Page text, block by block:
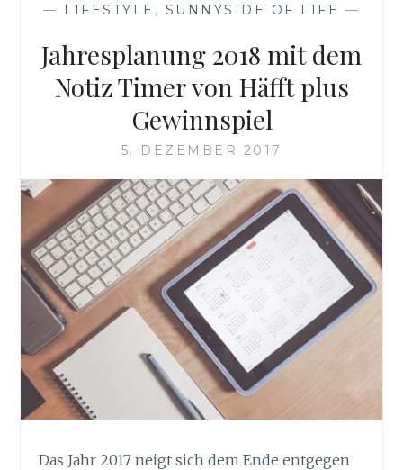
— LIFESTYLE , SUNNYSIDE OF LIFE —
Jahresplanung 2018 mit dem
Notiz Timer von Häfft plus
Gewinnspiel
5. DEZEMBER 2017
Das Jahr 2017 neigt sich dem Ende entgegen